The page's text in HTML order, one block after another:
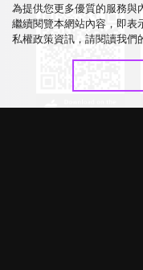
為提供您更多優質的服務
繼續閱覽本網站內容，即
私權政策資訊，請閱讀我們